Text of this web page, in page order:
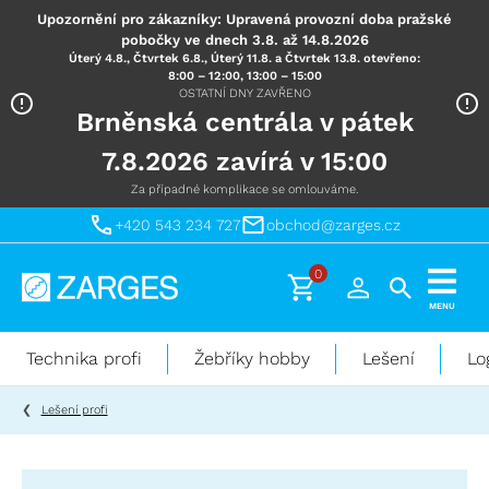
Upozornění pro zákazníky: Upravená provozní doba pražské
pobočky ve dnech 3.8. až 14.8.2026
Úterý 4.8., Čtvrtek 6.8., Úterý 11.8. a Čtvrtek 13.8. otevřeno:
8:00 – 12:00, 13:00 – 15:00
OSTATNÍ DNY ZAVŘENO
Brněnská centrála v pátek
7.8.2026 zavírá v 15:00
Za případné komplikace se omlouváme.
+420 543 234 727 obchod@zarges.cz
Technika
práci
výškách
0
MENU
Technika profi Žebříky hobby Lešení
Lešení profi